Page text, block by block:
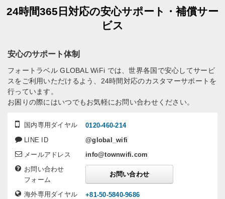
24時間365日対応の安心サポート・補償サー
ビス
安心のサポート体制
国内専用ダイヤル
0120-460-214
LINE ID
@global_wifi
メールアドレス
info@townwifi.com
お問い合わせ
フォーム
お問い合わせ
海外専用ダイヤル
+81-50-5840-9686
フォートラベル GLOBAL WiFi では、世界各国で安心してサービ
スをご利用いただけるよう、24時間対応のカスタマーサポートを
行っています。
お困りの際にはいつでもお気軽にお問い合わせください。